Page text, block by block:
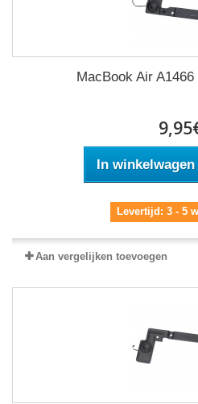
MacBook Air
In winkelwagen
Levertijd: 3 - 5
Aan vergelijken toevoegen